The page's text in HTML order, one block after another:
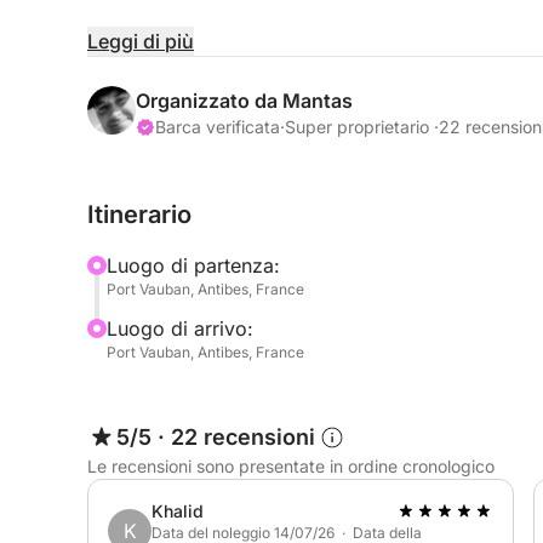
Per l'itinerario base andremo nella baia di
🔵 Destinazione: 🌅⚓️ Nizza
Cannes. I porti di Nizza applicano tariffe per lo
Avete la completa libertà di scelta per quanto
disposizione per consigliarvi in base all'atmosfera
L'imbarco per la partenza avverrà al Porto Canto
Possibilità di prelievo in un altro porto su
🔵 Giochi acquatici per la giornata: 🦩🏄‍♀️🏊‍♂️
Leggi di più
Organizzato da Mantas
Barca verificata·Super proprietario ·22
Itinerario
Luogo di partenza:
Port Vauban, Antibes, France
Luogo di arrivo:
Port Vauban, Antibes, France
5/5 · 22 recensioni
Le recensioni sono presentate in ordine cronologico
K
Khalid
Data del noleggio 14/07/26 · Data della